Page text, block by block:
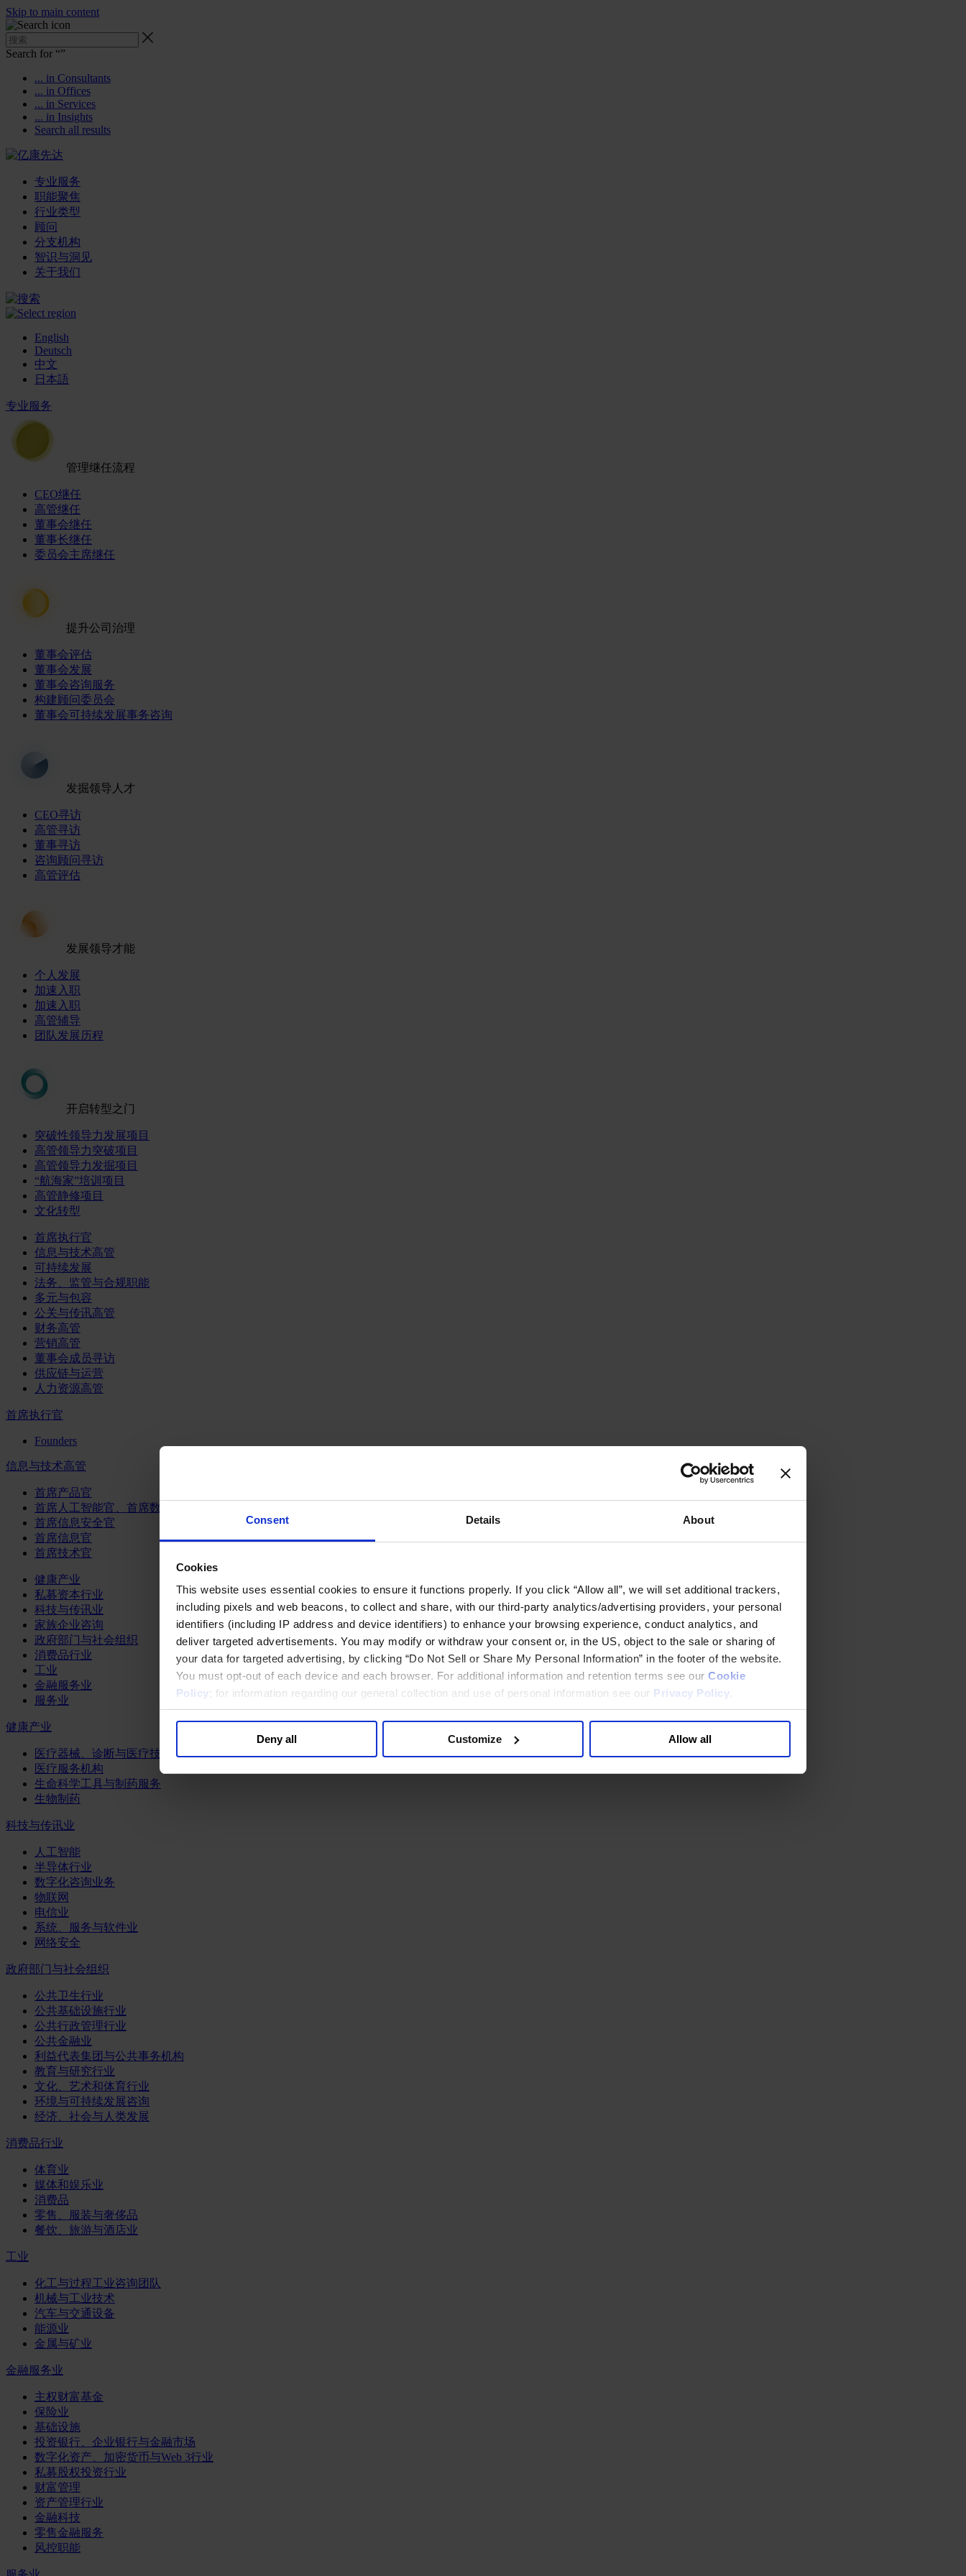
Consent Details About
Cookies
This website uses essential cookies to ensure it functions properly. If you click “Allow all”, we will set additional trackers,
including pixels and web beacons, to collect and share, with our third-party analytics/advertising providers, your personal
identifiers (including IP address and device identifiers) to enhance your browsing experience, conduct analytics, and
deliver targeted advertisements. You may modify or withdraw your consent or, in the US, object to the sale or sharing of
your data for targeted advertising, by clicking “Do Not Sell or Share My Personal Information” in the footer of the website.
You must opt-out of each device and each browser. For additional information and retention terms see our Cookie
Policy; for information regarding our general collection and use of personal information see our Privacy Policy
Deny all Customize Allow all
Skip to main content
Search for “”
... in Consultants
... in Offices
... in Services
... in Insights
Search all results
专业服务
职能聚焦
行业类型
顾问
分支机构
智识与洞见
关于我们
English
Deutsch
中文
日本語
专业服务
管理继任流程
CEO继任
高管继任
董事会继任
董事长继任
委员会主席继任
提升公司治理
董事会评估
董事会发展
董事会咨询服务
构建顾问委员会
董事会可持续发展事务咨询
发掘领导人才
CEO寻访
高管寻访
董事寻访
咨询顾问寻访
高管评估
发展领导才能
个人发展
加速入职
加速入职
高管辅导
团队发展历程
开启转型之门
突破性领导力发展项目
高管领导力突破项目
高管领导力发掘项目
“航海家”培训项目
高管静修项目
文化转型
首席执行官
信息与技术高管
可持续发展
法务、监管与合规职能
多元与包容
公关与传讯高管
财务高管
营销高管
董事会成员寻访
供应链与运营
人力资源高管
首席执行官
Founders
信息与技术高管
首席产品官
首席人工智能官、首席数据官和首席数据解析官
首席信息安全官
首席信息官
首席技术官
健康产业
私募资本行业
科技与传讯业
家族企业咨询
政府部门与社会组织
消费品行业
工业
金融服务业
服务业
健康产业
医疗器械、诊断与医疗技术
医疗服务机构
生命科学工具与制药服务
生物制药
科技与传讯业
人工智能
半导体行业
数字化咨询业务
物联网
电信业
系统、服务与软件业
网络安全
政府部门与社会组织
公共卫生行业
公共基础设施行业
公共行政管理行业
公共金融业
利益代表集团与公共事务机构
教育与研究行业
文化、艺术和体育行业
环境与可持续发展咨询
经济、社会与人类发展
消费品行业
体育业
媒体和娱乐业
消费品
零售、服装与奢侈品
餐饮、旅游与酒店业
工业
化工与过程工业咨询团队
机械与工业技术
汽车与交通设备
能源业
金属与矿业
金融服务业
主权财富基金
保险业
基础设施
投资银行、企业银行与金融市场
数字化资产、加密货币与Web 3行业
私募股权投资行业
财富管理
资产管理行业
金融科技
零售金融服务
风控职能